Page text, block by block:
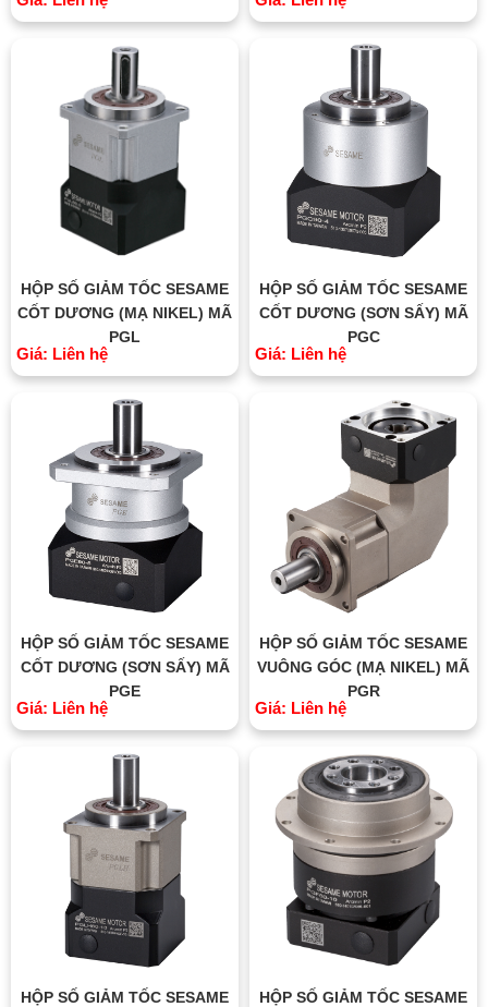
HỘP SỐ GIẢM TỐC SESAME
CỐT DƯƠNG (MẠ NIKEL) MÃ
PGL
Giá: Liên hệ
HỘP SỐ GIẢM TỐC SESAME
CỐT DƯƠNG (SƠN SẤY) MÃ
PGC
Giá: Liên hệ
HỘP SỐ GIẢM TỐC SESAME
CỐT DƯƠNG (SƠN SẤY) MÃ
PGE
Giá: Liên hệ
HỘP SỐ GIẢM TỐC SESAME
VUÔNG GÓC (MẠ NIKEL) MÃ
PGR
Giá: Liên hệ
HỘP SỐ GIẢM TỐC SESAME
HỘP SỐ GIẢM TỐC SESAME